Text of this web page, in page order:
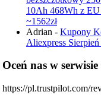
10Ah 468Wh z EU
~1562zł
Adrian - Kupony
Aliexpress
Oceń nas w
https://pl.trustpilot.com/